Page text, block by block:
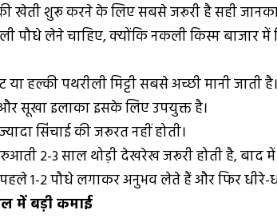
खेती शुरू करने के लिए सबसे जरूरी है सही
पौधे लेने चाहिए, क्योंकि नकली किस्म बाजार
या हल्की पथरीली मिट्टी सबसे अच्छी मानी जाती है।
सूखा इलाका इसके लिए उपयुक्त है।
सिंचाई की जरूरत नहीं होती।
2-3 साल थोड़ी देखरेख जरूरी होती है, बाद
1-2 पौधे लगाकर अनुभव लेते हैं और फिर धीरे-
में बड़ी कमाई